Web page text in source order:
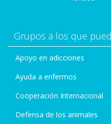
Grupos a los que
Apoyo en adicciones
Ayuda a enfermos
Cooperación Internacional
Defensa de los animales